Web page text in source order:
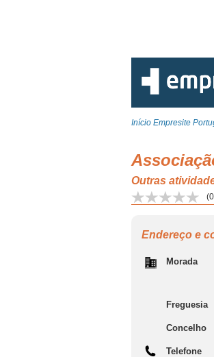
Início Empresite
Outras
(0
Endereço e
Morada
Freguesia
Concelho
Telefone